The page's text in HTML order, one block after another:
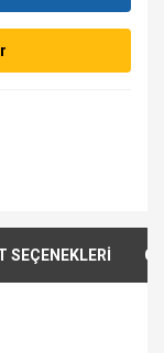
SEÇENEKLERİ